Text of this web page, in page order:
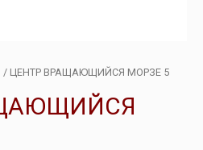
/ ЦЕНТР ВРАЩАЮЩИЙСЯ МОРЗЕ 5